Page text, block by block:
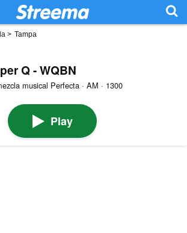
> Tampa
Q - WQBN
musical Perfecta · AM · 1300
Play